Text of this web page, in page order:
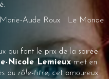
Marie-Aude Roux | Le Monde
qui font le prix de la soirée.
Nicole Lemieuxmet en
du rôle-titre, cet amoureux